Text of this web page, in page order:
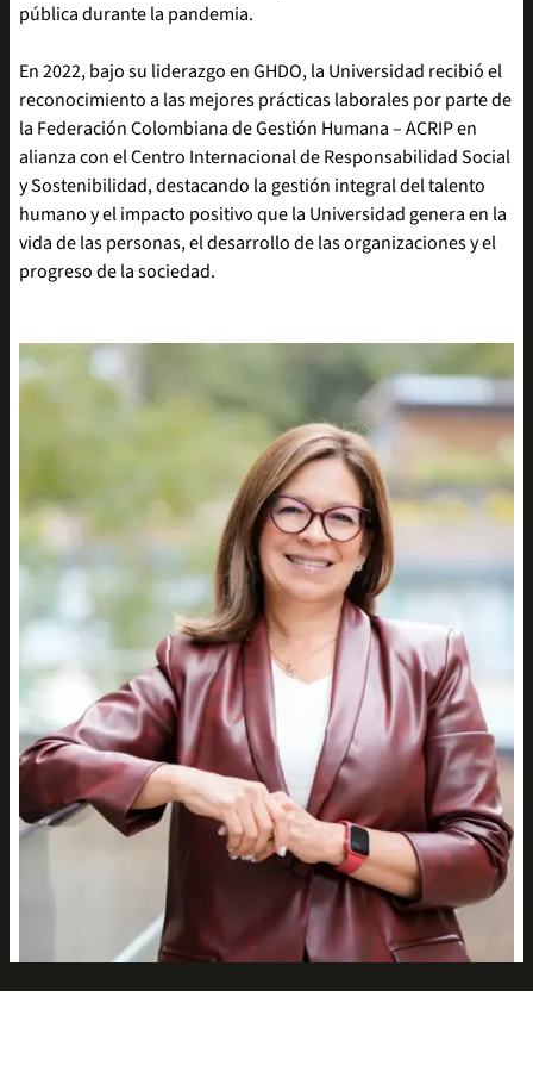
pública durante la pandemia.
En 2022, bajo su liderazgo en GHDO, la Universidad recibió el
reconocimiento a las mejores prácticas laborales por parte de
la Federación Colombiana de Gestión Humana – ACRIP en
alianza con el Centro Internacional de Responsabilidad Social
y Sostenibilidad, destacando la gestión integral del talento
humano y el impacto positivo que la Universidad genera en la
vida de las personas, el desarrollo de las organizaciones y el
progreso de la sociedad.